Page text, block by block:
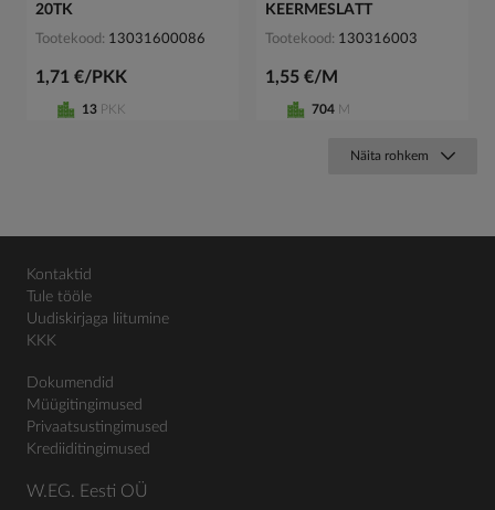
20TK
Tootekood 13031600086
1,71 €/PKK
13 PKK
KEERMESLATT
Tootekood 130316003
1,55 €/M
704 M
Näita rohkem
Kontaktid
Tule tööle
Uudiskirjaga liitumine
KKK
Dokumendid
Müügitingimused
Privaatsustingimused
Krediiditingimused
W.EG. Eesti OÜ